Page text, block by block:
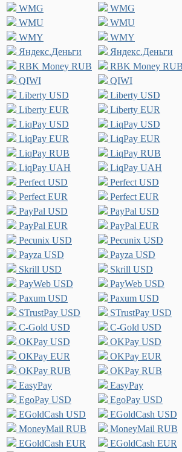
WMG
WMG
WMU
WMU
WMY
WMY
Яндекс.Деньги
Яндекс.Деньги
RBK Money RUB
RBK Money RUB
QIWI
QIWI
Liberty USD
Liberty USD
Liberty EUR
Liberty EUR
LiqPay USD
LiqPay USD
LiqPay EUR
LiqPay EUR
LiqPay RUB
LiqPay RUB
LiqPay UAH
LiqPay UAH
Perfect USD
Perfect USD
Perfect EUR
Perfect EUR
PayPal USD
PayPal USD
PayPal EUR
PayPal EUR
Pecunix USD
Pecunix USD
Payza USD
Payza USD
Skrill USD
Skrill USD
PayWeb USD
PayWeb USD
Paxum USD
Paxum USD
STrustPay USD
STrustPay USD
C-Gold USD
C-Gold USD
OKPay USD
OKPay USD
OKPay EUR
OKPay EUR
OKPay RUB
OKPay RUB
EasyPay
EasyPay
EgoPay USD
EgoPay USD
EGoldCash USD
EGoldCash USD
MoneyMail RUB
MoneyMail RUB
EGoldCash EUR
EGoldCash EUR